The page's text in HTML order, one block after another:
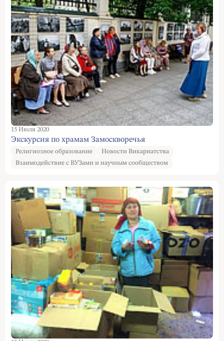
15 Июля 2020
Экскурсия по храмам Замоскворечья
Религиозное образование
Новости Викариатства
Взаимодействие с ВУЗами и научным сообществом